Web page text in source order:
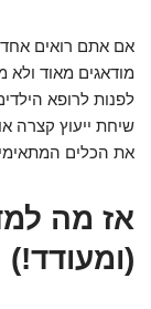
אם אתם רואים
מודאגים מאוד
לפנות לרופא
שיחת ייעוץ קצרה
את הכלים
אז מה
(ומעודד!)